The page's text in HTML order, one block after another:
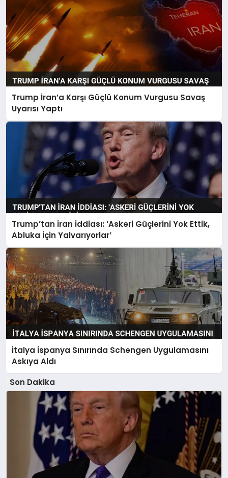
Trump İran’a Karşı Güçlü Konum Vurgusu Savaş
Uyarısı Yaptı
Trump’tan İran İddiası: ‘Askeri Güçlerini Yok Ettik,
Abluka İçin Yalvarıyorlar’
İtalya İspanya Sınırında Schengen Uygulamasını
Askıya Aldı
Son Dakika